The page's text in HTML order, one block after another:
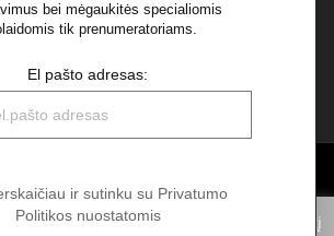
ir sutinku su Privatumo Politikos
suteikti Jums pačią geriausią patirtį
bei mėgaukitės specialiomis
tik prenumeratoriams.
El pašto adresas:
ir sutinku su Privatumo
Politikos nuostatomis